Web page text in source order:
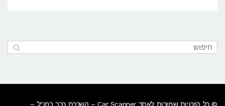
© כל הזכויות שמורות לאתר Car Scanner – השכרת רכב בחו"ל –